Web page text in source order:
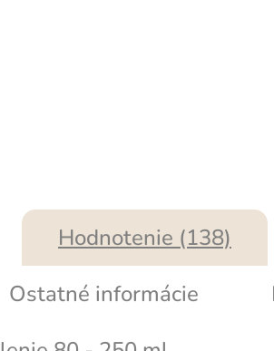
Hodnotenie (138)
Ostatné informácie